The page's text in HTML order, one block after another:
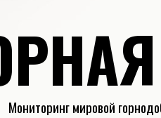
Мониторинг мировой